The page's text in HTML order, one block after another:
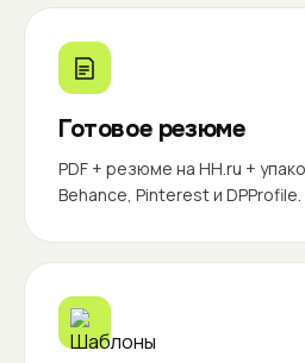
Готовое резюме
PDF + резюме на HH.ru +
Behance, Pinterest и DPProfile.